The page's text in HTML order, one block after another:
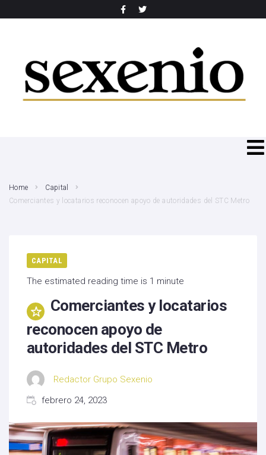
Home
Capital
Comerciantes y locatarios reconocen apoyo de autoridades del STC Metro
CAPITAL
The estimated reading time is 1 minute
Comerciantes y locatarios
reconocen apoyo de
autoridades del STC Metro
Redactor Grupo Sexenio
febrero 24, 2023
SEARCH THIS WEBSITE